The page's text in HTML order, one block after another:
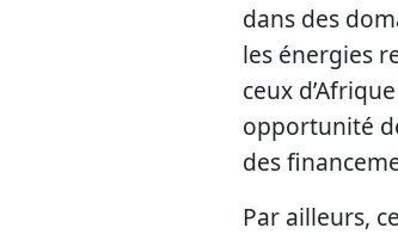
dans des
les énergies
ceux
opportunité
des
Par ailleurs,